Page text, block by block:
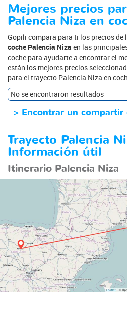
Mejores precios
Palencia Niza en
Gopili compara para ti los precios de
coche Palencia Niza en las
coche para ayudarte a encontrar el
están los mejores precios
para el trayecto Palencia Niza en
No se encontraron resultados
> Encontrar un compartir
Trayecto Palencia
Información útil
Itinerario Palencia Niza